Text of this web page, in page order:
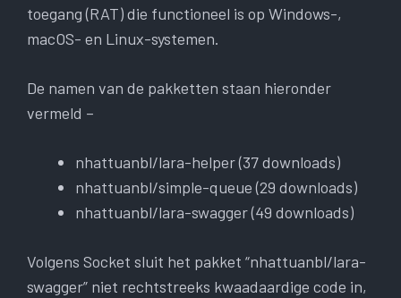
toegang (RAT) die functioneel is op Windows-,
macOS- en Linux-systemen.
De namen van de pakketten staan ​​hieronder
vermeld –
nhattuanbl/lara-helper (37 downloads)
nhattuanbl/simple-queue (29 downloads)
nhattuanbl/lara-swagger (49 downloads)
Volgens Socket sluit het pakket “nhattuanbl/lara-
swagger” niet rechtstreeks kwaadaardige code in,